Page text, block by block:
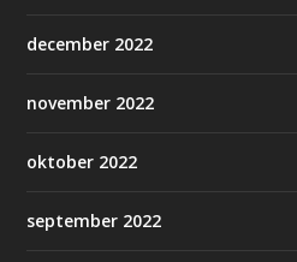
december 2022
november 2022
oktober 2022
september 2022